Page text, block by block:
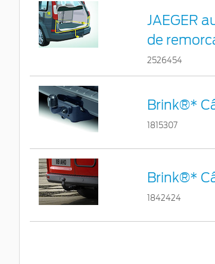
JAEGER
de
2526454
Brink®*
1815307
Brink®*
1842424